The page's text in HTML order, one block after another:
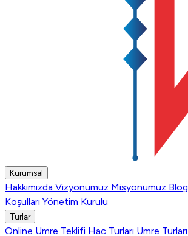
Kurumsal
Hakkımızda Vizyonumuz Misyonumuz Blog
Koşulları Yönetim Kurulu
Turlar
Online Umre Teklifi Hac Turları Umre Turları